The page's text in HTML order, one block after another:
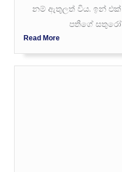
නම් ඇතුලත් විය. ඉන් එක්
පතීගේ සතුරෝ
Read More